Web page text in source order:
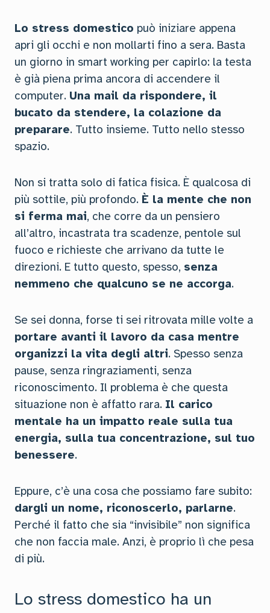
Lo stress domestico può iniziare appena
apri gli occhi e non mollarti fino a sera. Basta
un giorno in smart working per capirlo: la testa
è già piena prima ancora di accendere il
computer. Una mail da rispondere, il
bucato da stendere, la colazione da
preparare. Tutto insieme. Tutto nello stesso
spazio.
Non si tratta solo di fatica fisica. È qualcosa di
più sottile, più profondo. È la mente che non
si ferma mai, che corre da un pensiero
all’altro, incastrata tra scadenze, pentole sul
fuoco e richieste che arrivano da tutte le
direzioni. E tutto questo, spesso, senza
nemmeno che qualcuno se ne accorga.
Se sei donna, forse ti sei ritrovata mille volte a
portare avanti il lavoro da casa mentre
organizzi la vita degli altri. Spesso senza
pause, senza ringraziamenti, senza
riconoscimento. Il problema è che questa
situazione non è affatto rara. Il carico
mentale ha un impatto reale sulla tua
energia, sulla tua concentrazione, sul tuo
benessere.
Eppure, c’è una cosa che possiamo fare subito:
dargli un nome, riconoscerlo, parlarne.
Perché il fatto che sia “invisibile” non significa
che non faccia male. Anzi, è proprio lì che pesa
di più.
Lo stress domestico ha un